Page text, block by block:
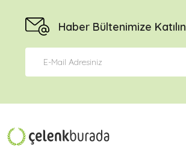
Haber Bültenimize Katılın